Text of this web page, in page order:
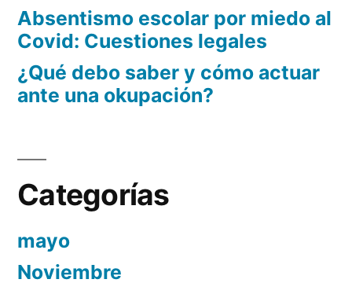
Absentismo escolar por miedo al
Covid: Cuestiones legales
¿Qué debo saber y cómo actuar
ante una okupación?
Categorías
mayo
Noviembre